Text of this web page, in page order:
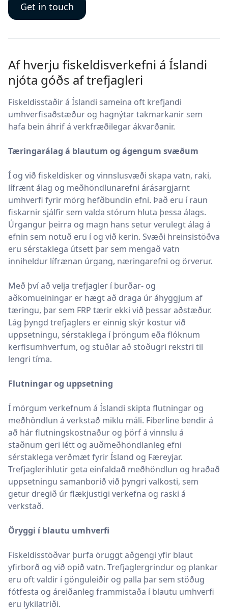
Get in touch
Af hverju fiskeldisverkefni á Íslandi
njóta góðs af trefjagleri
Fiskeldisstaðir á Íslandi sameina oft krefjandi
umhverfisaðstæður og hagnýtar takmarkanir sem
hafa bein áhrif á verkfræðilegar ákvarðanir.
Tæringarálag á blautum og ágengum svæðum
Í og við fiskeldisker og vinnslusvæði skapa vatn, raki,
lífrænt álag og meðhöndlunarefni árásargjarnt
umhverfi fyrir mörg hefðbundin efni. Það eru í raun
fiskarnir sjálfir sem valda stórum hluta þessa álags.
Úrgangur þeirra og magn hans setur verulegt álag á
efnin sem notuð eru í og við kerin. Svæði hreinsistöðva
eru sérstaklega útsett þar sem mengað vatn
inniheldur lífrænan úrgang, næringarefni og örverur.
Með því að velja trefjagler í burðar- og
aðkomueiningar er hægt að draga úr áhyggjum af
tæringu, þar sem FRP tærir ekki við þessar aðstæður.
Lág þyngd trefjaglers er einnig skýr kostur við
uppsetningu, sérstaklega í þröngum eða flóknum
kerfisumhverfum, og stuðlar að stöðugri rekstri til
lengri tíma.
Flutningar og uppsetning
Í mörgum verkefnum á Íslandi skipta flutningar og
meðhöndlun á verkstað miklu máli. Fiberline bendir á
að hár flutningskostnaður og þörf á vinnslu á
staðnum geri létt og auðmeðhöndlanleg efni
sérstaklega verðmæt fyrir Ísland og Færeyjar.
Trefjagleríhlutir geta einfaldað meðhöndlun og hraðað
uppsetningu samanborið við þyngri valkosti, sem
getur dregið úr flækjustigi verkefna og raski á
verkstað.
Öryggi í blautu umhverfi
Fiskeldisstöðvar þurfa öruggt aðgengi yfir blaut
yfirborð og við opið vatn. Trefjaglergrindur og plankar
eru oft valdir í gönguleiðir og palla þar sem stöðug
fótfesta og áreiðanleg frammistaða í blautu umhverfi
eru lykilatriði.